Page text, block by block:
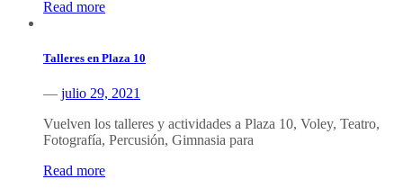
Read more
Talleres en Plaza 10
— julio 29, 2021
Vuelven los talleres y actividades a Plaza 10, Voley, Teatro,
Fotografía, Percusión, Gimnasia para
Read more